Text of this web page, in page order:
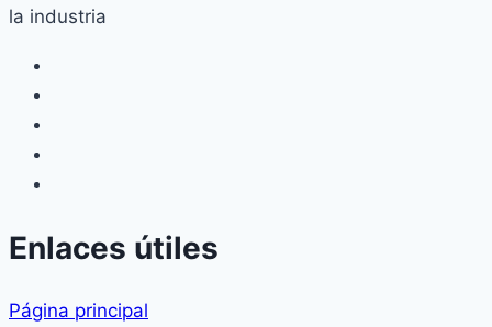
la industria
Enlaces útiles
Página principal